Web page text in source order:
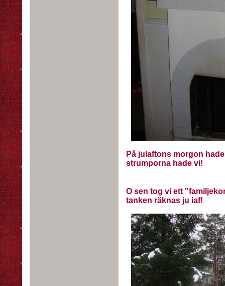
På julaftons morgon
strumporna hade vi!
O sen tog vi ett
tanken räknas ju iaf!